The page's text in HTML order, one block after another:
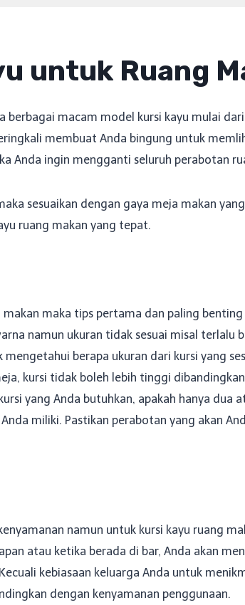
untuk Ruang
macam model kursi kayu mulai
membuat Anda bingung untuk
Anda ingin mengganti seluruh perabotan
sesuaikan dengan gaya meja makan
ruang makan yang tepat.
maka tips pertama dan paling
namun ukuran tidak sesuai misal terlalu
berapa ukuran dari kursi yang
kursi tidak boleh lebih tinggi
yang Anda butuhkan, apakah hanya dua
miliki. Pastikan perabotan yang akan
namun untuk kursi kayu ruang
atau ketika berada di bar, Anda akan
kebiasaan keluarga Anda untuk
dengan kenyamanan penggunaan.